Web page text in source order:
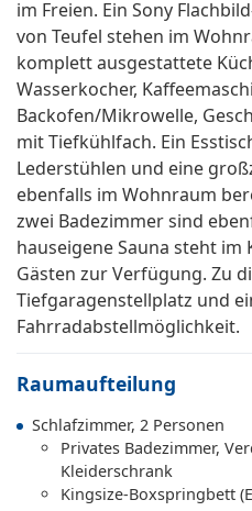
im Freien. Ein Sony
von Teufel stehen im
komplett ausgestattete
Wasserkocher,
Backofen/Mikrowelle,
mit Tiefkühlfach. Ein
Lederstühlen und eine
ebenfalls im Wohnraum
zwei Badezimmer sind
hauseigene Sauna steht im
Gästen zur Verfügung. Zu
Tiefgaragenstellplatz und
Fahrradabstellmöglichkeit.
Raumaufteilung
Schlafzimmer, 2 Personen
Privates Badezimmer,
Kleiderschrank
Kingsize-Boxspringbett